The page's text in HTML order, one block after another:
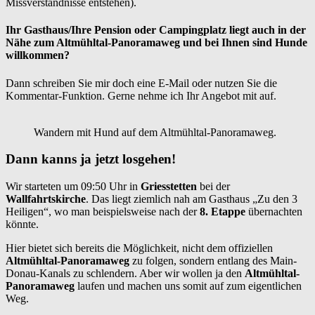
Missverständnisse entstehen).
Ihr Gasthaus/Ihre Pension oder Campingplatz liegt auch in der
Nähe zum Altmühltal-Panoramaweg und bei Ihnen sind Hunde
willkommen?
Dann schreiben Sie mir doch eine E-Mail oder nutzen Sie die
Kommentar-Funktion. Gerne nehme ich Ihr Angebot mit auf.
Wandern mit Hund auf dem Altmühltal-Panoramaweg.
Dann kanns ja jetzt losgehen!
Wir starteten um 09:50 Uhr in Griesstetten bei der
Wallfahrtskirche. Das liegt ziemlich nah am Gasthaus „Zu den 3
Heiligen“, wo man beispielsweise nach der8. Etappe übernachten
könnte.
Hier bietet sich bereits die Möglichkeit, nicht dem offiziellen
Altmühltal-Panoramaweg zu folgen, sondern entlang des Main-
Donau-Kanals zu schlendern. Aber wir wollen ja den Altmühltal-
Panoramaweg laufen und machen uns somit auf zum eigentlichen
Weg.